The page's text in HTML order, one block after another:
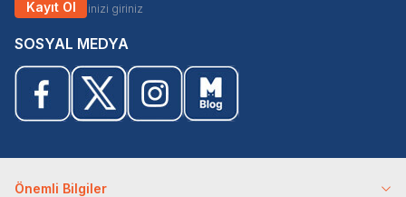
Kayıt Ol
SOSYAL MEDYA
Önemli Bilgiler